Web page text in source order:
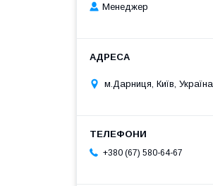
Менеджер
м.Дарниця, Київ, Україна
+380 (67) 580-64-67